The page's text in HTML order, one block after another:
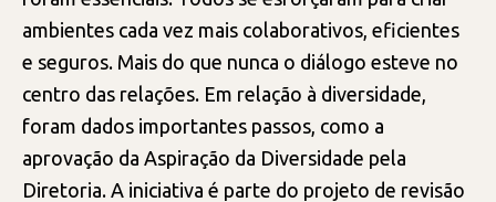
ambientes cada vez mais colaborativos, eficientes
e seguros. Mais do que nunca o diálogo esteve no
centro das relações. Em relação à diversidade,
foram dados importantes passos, como a
aprovação da Aspiração da Diversidade pela
Diretoria. A iniciativa é parte do projeto de revisão